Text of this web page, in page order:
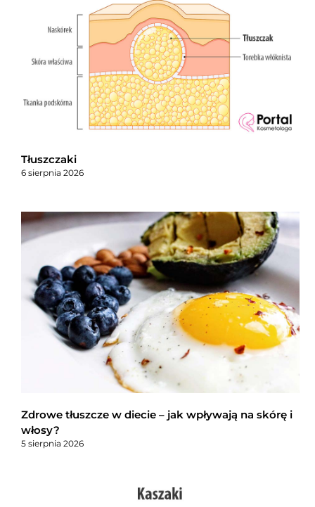
Tłuszczaki
6 sierpnia 2026
Zdrowe tłuszcze w diecie – jak wpływają na skórę i
włosy?
5 sierpnia 2026